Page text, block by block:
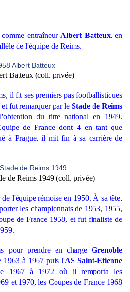
entraîneur Albert Batteux, en
de l'équipe de Reims.
Batteux (coll. privée)
il fit ses premiers pas footballistiques
fut remarquer par le Stade de Reims
du titre national en 1949.
de France dont 4 en tant que
à Prague, il mit fin à sa carrière de
de Reims 1949 (coll. privée)
l'équipe rémoise en 1950. À sa tête,
les championnats de 1953, 1955,
de France 1958, et fut finaliste de
pour prendre en charge Grenoble
1963 à 1967 puis l'AS Saint-Etienne
1967 à 1972 où il remporta les
et 1970, les Coupes de France 1968